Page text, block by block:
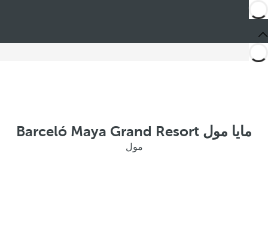
مايا مول Barceló Maya Grand Resort
مول